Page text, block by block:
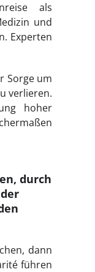
als
und
Experten
Sorge um
verlieren.
hoher
durch
dann
führen